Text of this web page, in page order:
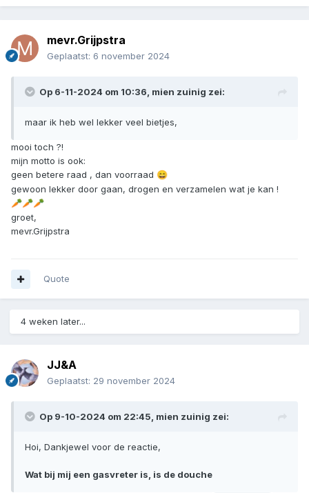
mevr.Grijpstra
Geplaatst: 6 november 2024
Op 6-11-2024 om 10:36, mien zuinig zei:
maar ik heb wel lekker veel bietjes,
mooi toch ?!
mijn motto is ook:
geen betere raad , dan voorraad 😄
gewoon lekker door gaan, drogen en verzamelen wat je kan !
🥕🥕🥕
groet,
mevr.Grijpstra
Quote
4 weken later...
JJ&A
Geplaatst: 29 november 2024
Op 9-10-2024 om 22:45, mien zuinig zei:
Hoi, Dankjewel voor de reactie,
Wat bij mij een gasvreter is, is de douche